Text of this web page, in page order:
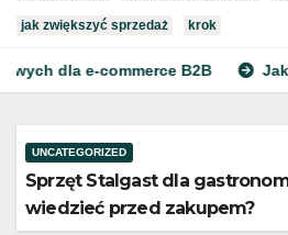
jak zwiększyć sprzedaż krok
e-commerce B2B Jak
UNCATEGORIZED
Sprzęt Stalgast dla
wiedzieć przed zakupem?